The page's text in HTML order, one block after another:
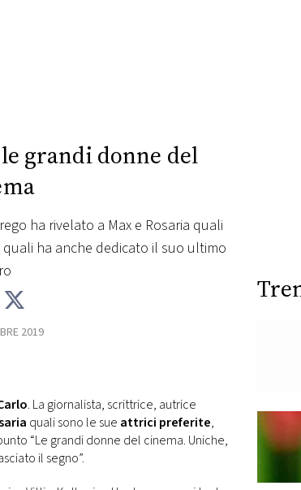
grandi donne del
ha rivelato a Max e Rosaria quali
ha anche dedicato il suo ultimo
2019
. La giornalista, scrittrice, autrice
quali sono le sue attrici preferite,
“Le grandi donne del cinema. Uniche,
il segno”.